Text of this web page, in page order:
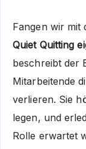
Fangen wir mit
Quiet Quitting
beschreibt der
Mitarbeitende
verlieren. Sie
legen, und
Rolle erwartet